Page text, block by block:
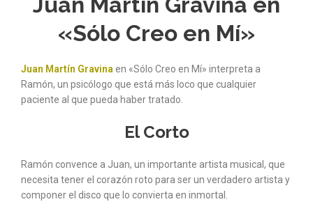
«Sólo Creo en Mí»
Juan Martín Gravinaen «Sólo Creo en Mí» interpreta a
Ramón, un psicólogo que está más loco que cualquier
paciente al que pueda haber tratado.
El Corto
Ramón convence a Juan, un importante artista musical, que
necesita tener el corazón roto para ser un verdadero artista y
componer el disco que lo convierta en inmortal.